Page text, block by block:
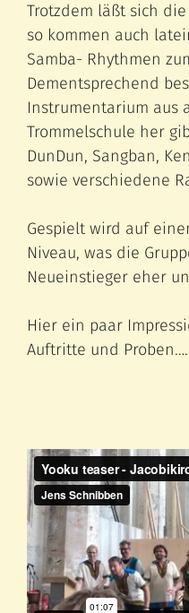
Trotzdem läßt sich
so kommen auch
Samba- Rhythmen
Dementsprechend
Instrumentarium aus
Trommelschule her
DunDun, Sangban,
sowie verschiedene
Gespielt wird auf
Niveau, was die
Neueinstieger eher
Hier ein paar
Auftritte und Proben….